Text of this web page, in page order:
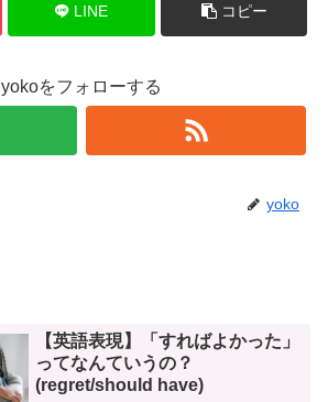
LINE コピー
yokoをフォローする
yoko
【英語表現】「すればよかった」
ってなんていうの？
(regret/should have)